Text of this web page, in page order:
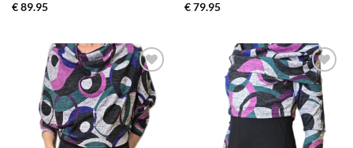
€89.95
€79.95
Toevoegen
aan
wenslijst
Toevoegen
aan
wenslijst